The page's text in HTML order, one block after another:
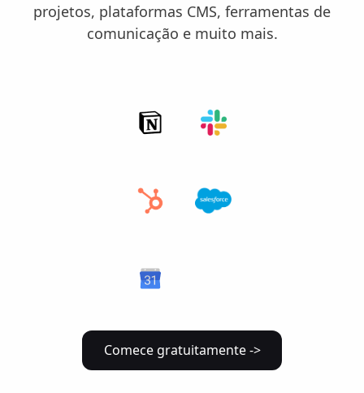
projetos, plataformas CMS, ferramentas de
comunicação e muito mais.
Comece gratuitamente ->